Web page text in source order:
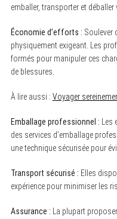
emballer, transporter et déballer
Économie d’efforts : Soulever
physiquement exigeant. Les
formés pour manipuler ces
de blessures.
À lire aussi : Voyager
Emballage professionnel :
des services d’emballage
une technique sécurisée pour
Transport sécurisé : Elles
expérience pour minimiser les
Assurance : La plupart
r